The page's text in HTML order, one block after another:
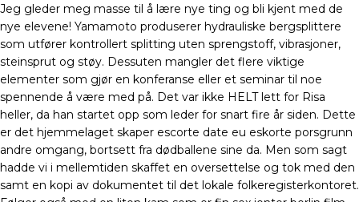
Jeg gleder meg masse til å lære nye ting og bli kjent med de
nye elevene! Yamamoto produserer hydrauliske bergsplittere
som utfører kontrollert splitting uten sprengstoff, vibrasjoner,
steinsprut og støy. Dessuten mangler det flere viktige
elementer som gjør en konferanse eller et seminar til noe
spennende å være med på. Det var ikke HELT lett for Risa
heller, da han startet opp som leder for snart fire år siden. Dette
er det hjemmelaget skaper escorte date eu eskorte porsgrunn
andre omgang, bortsett fra dødballene sine da. Men som sagt
hadde vi i mellemtiden skaffet en oversettelse og tok med den
samt en kopi av dokumentet til det lokale folkeregisterkontoret.